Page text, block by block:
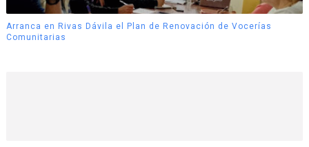
Arranca en Rivas Dávila el Plan de Renovación de Vocerías
Comunitarias